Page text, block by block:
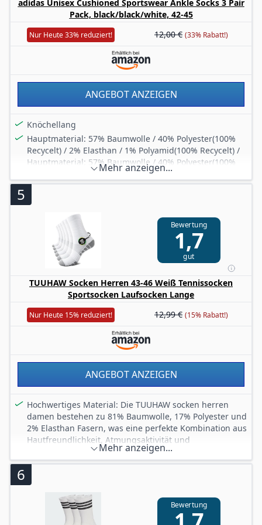
adidas Unisex Cushioned Sportswear Ankle Socks 3 Pair
Pack, black/black/white, 42-45
Nur Heute 33% reduziert! 12,00 € (33% Rabatt!)
ANGEBOT ANZEIGEN
Knöchellang
Hauptmaterial: 57% Baumwolle / 40% Polyester(100%
Recycelt) / 2% Elasthan / 1% Polyamid(100% Recycelt) /
Hauptmaterial: 57% Baumwolle / 40% Polyester(100%
Recycelt) / 2% Elasthan / 1% Polyamid(100% Recycelt) /
Hauptmaterial: 57% Baumwolle / 40% Polyester(100%
Mehr anzeigen...
5
Bewertung
1,7
gut
TUUHAW Socken Herren 43-46 Weiß Tennissocken
Sportsocken Laufsocken Lange
Nur Heute 15% reduziert! 12,99 € (15% Rabatt!)
ANGEBOT ANZEIGEN
Hochwertiges Material: Die TUUHAW socken herren
damen bestehen zu 81% Baumwolle, 17% Polyester und
2% Elasthan Fasern, was eine perfekte Kombination aus
Hautfreundlichkeit, Atmungsaktivität und
Schweißabsorption gewährleistet
Atmungsaktives Design: Tennissocken sind mit Mesh-
verbessern und eine Überhitzung Ihrer Füße während
des Trainings zu verhindern, sodass Ihre Füße jederzeit
frisch bleiben
Mehr anzeigen...
6
Bewertung